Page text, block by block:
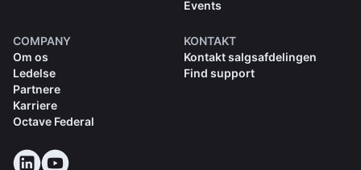
Events
COMPANY
Om os
Ledelse
Partnere
Karriere
Octave Federal
KONTAKT
Kontakt salgsafdelingen
Find support